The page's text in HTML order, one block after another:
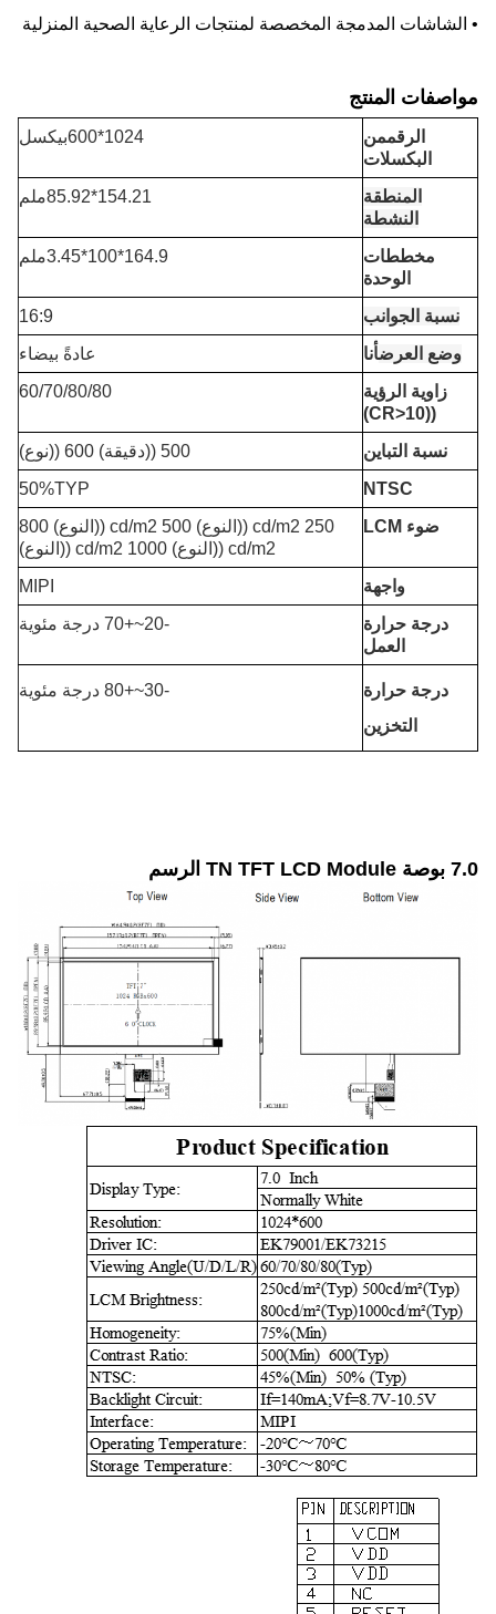
• الشاشات المدمجة المخصصة لمنتجات الرعاية الصحية المنزلية
مواصفات المنتج
الرقممن
البكسلات
1024*600بيكسل
المنطقة
النشطة
154.21*85.92ملم
مخططات
الوحدة
164.9*100*3.45ملم
نسبة الجوانب
16:9
وضع العرضأنا
عادةً بيضاء
زاوية الرؤية
((CR>10)
60/70/80/80
نسبة التباين
500 ((دقيقة) 600 ((نوع)
NTSC
50%TYP
ضوء LCM
250 cd/m2 ((النوع) 500 cd/m2 ((النوع) 800
cd/m2 ((النوع) 1000 cd/m2 ((النوع)
واجهة
MIPI
درجة حرارة
العمل
-20~+70 درجة مئوية
درجة حرارة
التخزين
-30~+80 درجة مئوية
7.0 بوصة TN TFT LCD Module الرسم